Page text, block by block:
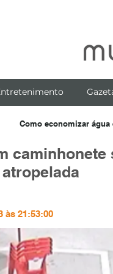
Como economizar
caminhonete
às 21:53:00